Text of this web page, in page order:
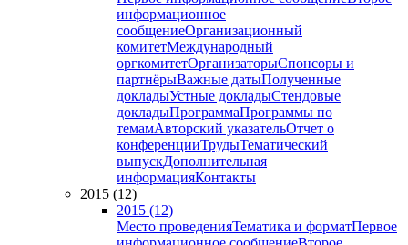
информационное
сообщениеОрганизационный
комитетМеждународный
оргкомитетОрганизаторыСпонсоры и
партнёрыВажные датыПолученные
докладыУстные докладыСтендовые
докладыПрограммаПрограммы по
темамАвторский указательОтчет о
конференцииТрудыТематический
выпускДополнительная
информацияКонтакты
2015 (12)
2015 (12)
Место проведенияТематика и форматПервое